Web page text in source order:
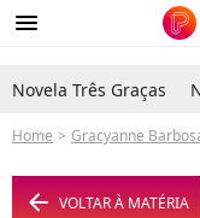
menu
Novela Três Graças
Home Gracyanne
arrow_left VOLTAR À MATÉRIA